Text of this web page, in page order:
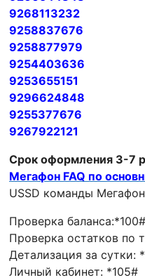
9268113232
9258837676
9258877979
9254403636
9253655151
9296624848
9255377676
9267922121
Срок оформления 3-7
Мегафон FAQ по
USSD команды Мегафон
Проверка баланса:*100#
Проверка остатков по
Детализация за сутки:
Личный кабинет: *105#